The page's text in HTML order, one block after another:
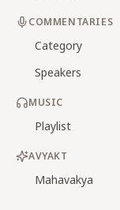
COMMENTARIES
Category
Speakers
MUSIC
Playlist
AVYAKT
Mahavakya